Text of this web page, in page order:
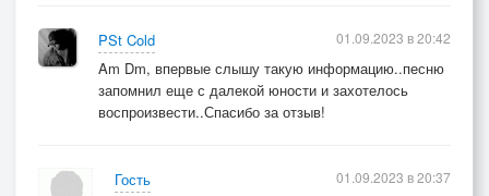
PSt Cold
Am Dm, впервые слышу такую информацию..песню
запомнил еще с далекой юности и захотелось
воспроизвести..Спасибо за отзыв!
01.09.2023 в 20:42
Гость
01.09.2023 в 20:37